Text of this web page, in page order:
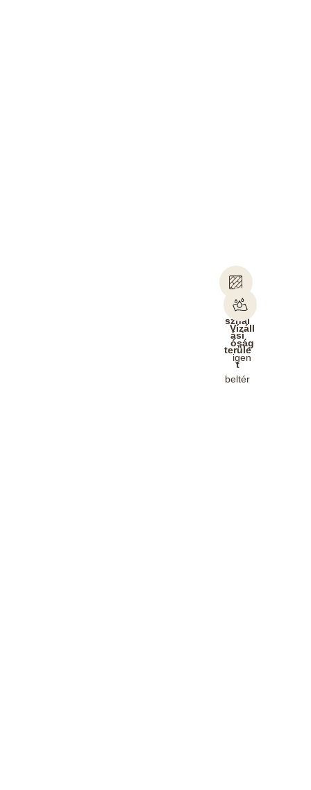
Felha
sznál
ási
terüle
t
beltér
Vízáll
óság
igen